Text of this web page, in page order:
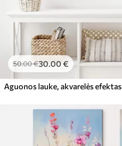
50.00€30.00 €
Aguonos lauke, akvarelės efektas